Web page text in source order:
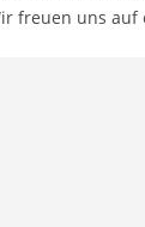
freuen uns